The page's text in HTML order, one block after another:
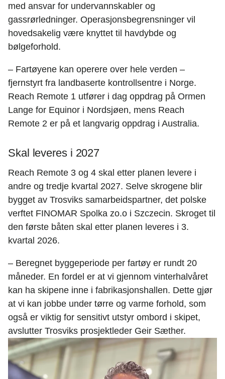
med ansvar for undervannskabler og
gassrørledninger. Operasjonsbegrensninger vil
hovedsakelig være knyttet til havdybde og
bølgeforhold.
– Fartøyene kan operere over hele verden –
fjernstyrt fra landbaserte kontrollsentre i Norge.
Reach Remote 1 utfører i dag oppdrag på Ormen
Lange for Equinor i Nordsjøen, mens Reach
Remote 2 er på et langvarig oppdrag i Australia.
Skal leveres i 2027
Reach Remote 3 og 4 skal etter planen levere i
andre og tredje kvartal 2027. Selve skrogene blir
bygget av Trosviks samarbeidspartner, det polske
verftet FINOMAR Spolka zo.o i Szczecin. Skroget til
den første båten skal etter planen leveres i 3.
kvartal 2026.
– Beregnet byggeperiode per fartøy er rundt 20
måneder. En fordel er at vi gjennom vinterhalvåret
kan ha skipene inne i fabrikasjonshallen. Dette gjør
at vi kan jobbe under tørre og varme forhold, som
også er viktig for sensitivt utstyr ombord i skipet,
avslutter Trosviks prosjektleder Geir Sæther.